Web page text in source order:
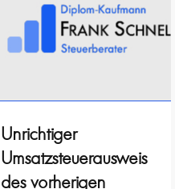
Unrichtiger
Umsatzsteuerausweis
des vorherigen